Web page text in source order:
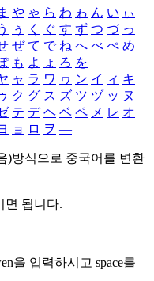
や ゃ ら わ ゎ ん い ぃ
ぅ く ぐ す ず つ づ っ
ぜ て で ね へ べ ぺ め
も よ ょ ろ を
ャ ラ ワ ヮ ン イ ィ キ
ク グ ス ズ ツ ヅ ッ ヌ
テ デ ヘ ベ ペ メ レ オ
ョ ロ ヲ ―
)방식으로 중국어를 변환
면 됩니다.
을 입력하시고 space를